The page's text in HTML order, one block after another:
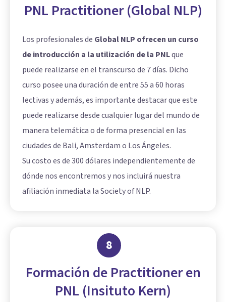
PNL Practitioner (Global NLP)
Los profesionales de Global NLP ofrecen un curso
de introducción a la utilización de la PNLque
puede realizarse en el transcurso de 7 días. Dicho
curso posee una duración de entre 55 a 60 horas
lectivas y además, es importante destacar que este
puede realizarse desde cualquier lugar del mundo de
manera telemática o de forma presencial en las
ciudades de Bali, Amsterdam o Los Ángeles.
Su costo es de 300 dólares independientemente de
dónde nos encontremos y nos incluirá nuestra
afiliación inmediata la Society of NLP.
8
Formación de Practitioner en
PNL (Insituto Kern)